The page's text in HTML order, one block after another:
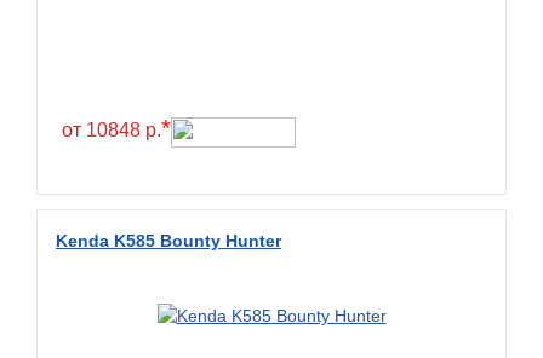
от 10848 р.*
Kenda K585 Bounty Hunter